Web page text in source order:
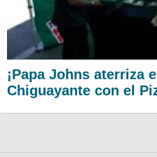
¡Papa Johns aterriza
Chiguayante con el